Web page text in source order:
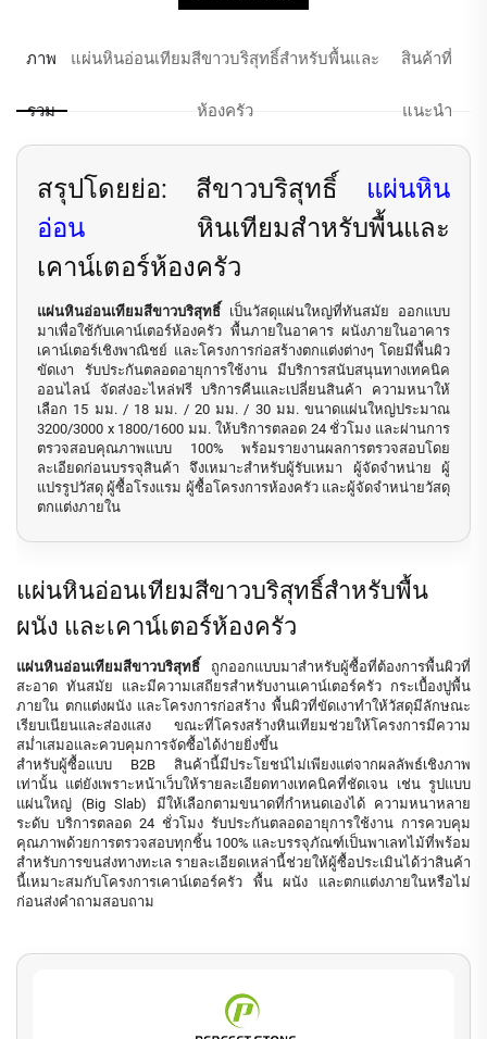
ภาพ
รวม
แผ่นหินอ่อนเทียมสีขาวบริสุทธิ์สำหรับพื้นและ
ห้องครัว
สินค้าที่
แนะนำ
สรุปโดยย่อ: สีขาวบริสุทธิ์ แผ่นหิน
อ่อน หินเทียมสำหรับพื้นและ
เคาน์เตอร์ห้องครัว
แผ่นหินอ่อนเทียมสีขาวบริสุทธิ์ เป็นวัสดุแผ่นใหญ่ที่ทันสมัย ออกแบบ
มาเพื่อใช้กับเคาน์เตอร์ห้องครัว พื้นภายในอาคาร ผนังภายในอาคาร
เคาน์เตอร์เชิงพาณิชย์ และโครงการก่อสร้างตกแต่งต่างๆ โดยมีพื้นผิว
ขัดเงา รับประกันตลอดอายุการใช้งาน มีบริการสนับสนุนทางเทคนิค
ออนไลน์ จัดส่งอะไหล่ฟรี บริการคืนและเปลี่ยนสินค้า ความหนาให้
เลือก 15 มม. / 18 มม. / 20 มม. / 30 มม. ขนาดแผ่นใหญ่ประมาณ
3200/3000 x 1800/1600 มม. ให้บริการตลอด 24 ชั่วโมง และผ่านการ
ตรวจสอบคุณภาพแบบ 100% พร้อมรายงานผลการตรวจสอบโดย
ละเอียดก่อนบรรจุสินค้า จึงเหมาะสำหรับผู้รับเหมา ผู้จัดจำหน่าย ผู้
แปรรูปวัสดุ ผู้ซื้อโรงแรม ผู้ซื้อโครงการห้องครัว และผู้จัดจำหน่ายวัสดุ
ตกแต่งภายใน
แผ่นหินอ่อนเทียมสีขาวบริสุทธิ์สำหรับพื้น
ผนัง และเคาน์เตอร์ห้องครัว
แผ่นหินอ่อนเทียมสีขาวบริสุทธิ์ ถูกออกแบบมาสำหรับผู้ซื้อที่ต้องการพื้นผิวที่
สะอาด ทันสมัย และมีความเสถียรสำหรับงานเคาน์เตอร์ครัว กระเบื้องปูพื้น
ภายใน ตกแต่งผนัง และโครงการก่อสร้าง พื้นผิวที่ขัดเงาทำให้วัสดุมีลักษณะ
เรียบเนียนและส่องแสง ขณะที่โครงสร้างหินเทียมช่วยให้โครงการมีความ
สม่ำเสมอและควบคุมการจัดซื้อได้ง่ายยิ่งขึ้น
สำหรับผู้ซื้อแบบ B2B สินค้านี้มีประโยชน์ไม่เพียงแต่จากผลลัพธ์เชิงภาพ
เท่านั้น แต่ยังเพราะหน้าเว็บให้รายละเอียดทางเทคนิคที่ชัดเจน เช่น รูปแบบ
แผ่นใหญ่ (Big Slab) มีให้เลือกตามขนาดที่กำหนดเองได้ ความหนาหลาย
ระดับ บริการตลอด 24 ชั่วโมง รับประกันตลอดอายุการใช้งาน การควบคุม
คุณภาพด้วยการตรวจสอบทุกชิ้น 100% และบรรจุภัณฑ์เป็นพาเลทไม้ที่พร้อม
สำหรับการขนส่งทางทะเล รายละเอียดเหล่านี้ช่วยให้ผู้ซื้อประเมินได้ว่าสินค้า
นี้เหมาะสมกับโครงการเคาน์เตอร์ครัว พื้น ผนัง และตกแต่งภายในหรือไม่
ก่อนส่งคำถามสอบถาม